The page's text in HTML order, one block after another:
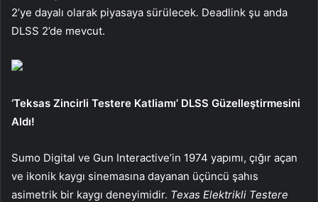
2’ye dayalı olarak piyasaya sürülecek. Deadlink şu anda
DLSS 2’de mevcut.
‘Teksas Zincirli Testere Katliamı’ DLSS Güzelleştirmesini
Aldı!
Sumo Digital ve Gun Interactive’in 1974 yapımı, çığır açan
ve ikonik kaygı sinemasına dayanan üçüncü şahıs
asimetrik bir kaygı deneyimidir. Texas Elektrikli Testere